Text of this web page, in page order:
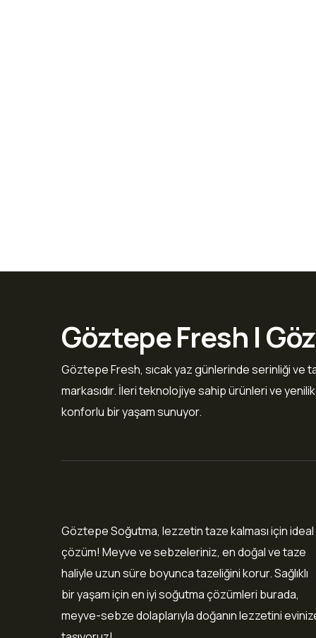
Göztepe Fresh |
Göztepe Fresh, sıcak yaz günlerinde serinliği ve
markasıdır. İleri teknolojiye sahip ürünleri ve
konforlu bir yaşam sunuyor.
Göztepe Soğutma, lezzetin taze kalması için ideal
çözüm! Meyve ve sebzeleriniz, en doğal ve taze
haliyle uzun süre boyunca tazeliğini korur. Sağlıklı
bir yaşam için en iyi soğutma çözümleri burada,
meyve-sebze dolaplarıyla doğanın lezzetini